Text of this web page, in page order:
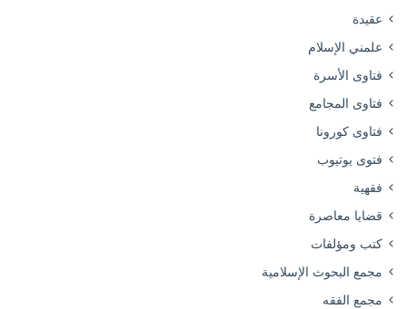
عقيدة
علمني الإسلام
فتاوى الأسرة
فتاوى المجامع
فتاوى كورونا
فتوى يوتيوب
فقهية
قضايا معاصرة
كتب ومؤلفات
مجمع البحوث الإسلامية
مجمع الفقه